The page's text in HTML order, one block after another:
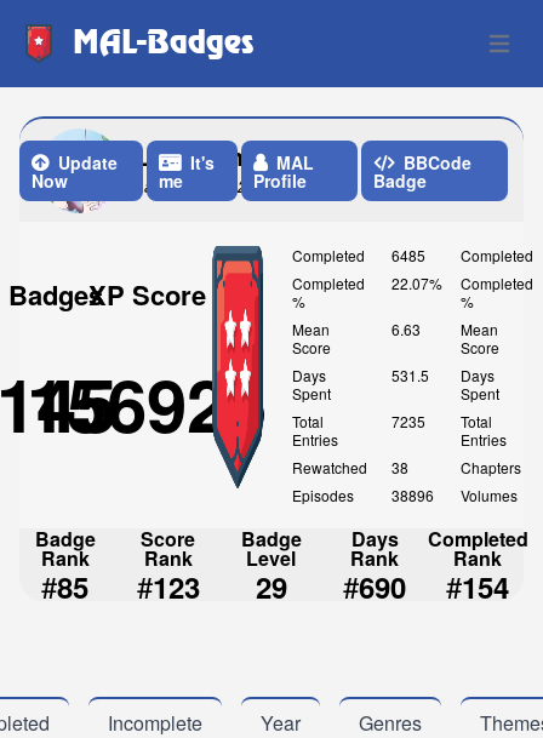
MAL-Badges Open
LunyRem
Last Update: 2 Days ago
Update
Now
It's
me
MAL
Profile
BBCode
Badge
BadgesXP Score
156925
Completed
6485
Completed
%
22.07%
Mean
Score
6.63
Days
Spent
531.5
Total
Entries
7235
Rewatched
38
Episodes
38896
Completed
Completed
%
Mean
Score
Days
Spent
Total
Entries
Chapters
Volumes
Badge
Rank
#85
Score
Rank
#123
Badge
Level
29
Days
Rank
#690
Completed
Rank
#154
Incomplete Year Genres